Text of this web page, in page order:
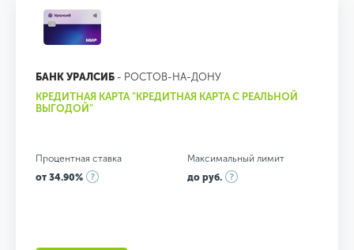
БАНК УРАЛСИБ - РОСТОВ-НА-ДОНУ
КРЕДИТНАЯ КАРТА "КРЕДИТНАЯ КАРТА С РЕАЛЬНОЙ
ВЫГОДОЙ"
Процентная ставка
от 34.90%
Максимальный лимит
до руб.